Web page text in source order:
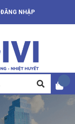
ĐĂNG NHẬP